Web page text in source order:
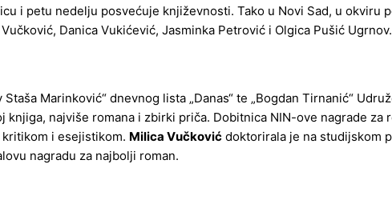
i petu nedelju posvećuje književnosti. Tako u Novi Sad, u okviru
Danica Vukićević, Jasminka Petrović i Olgica Pušić Ugrnov.
Marinković“ dnevnog lista „Danas“ te „Bogdan Tirnanić“
najviše romana i zbirki priča. Dobitnica NIN-ove nagrade za
i esejistikom. Milica Vučković doktorirala je na studijskom
nagradu za najbolji roman.